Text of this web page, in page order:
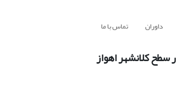
داوران تماس با ما
کلانشهر اهواز